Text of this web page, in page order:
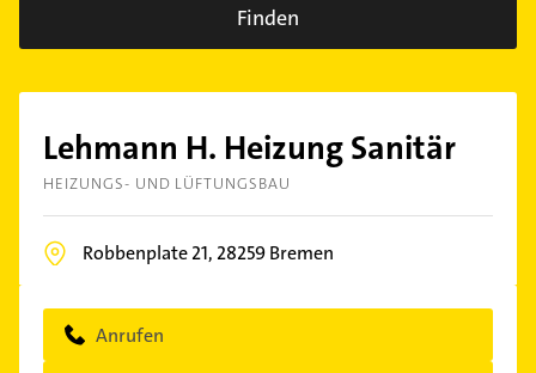
Finden
Lehmann H. Heizung Sanitär
HEIZUNGS- UND LÜFTUNGSBAU
Robbenplate 21, 28259Bremen
Anrufen